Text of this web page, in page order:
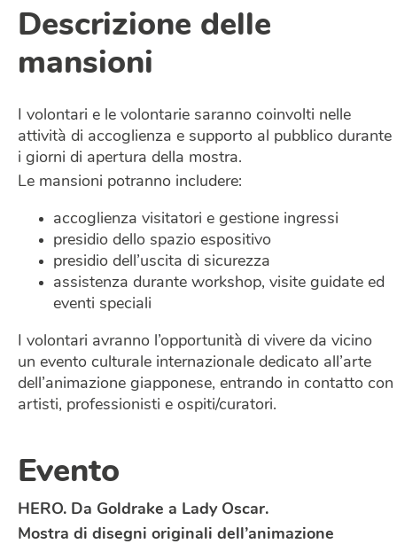
Descrizione delle
mansioni
I volontari e le volontarie saranno coinvolti nelle
attività di accoglienza e supporto al pubblico durante
i giorni di apertura della mostra.
Le mansioni potranno includere:
accoglienza visitatori e gestione ingressi
presidio dello spazio espositivo
presidio dell’uscita di sicurezza
assistenza durante workshop, visite guidate ed
eventi speciali
I volontari avranno l’opportunità di vivere da vicino
un evento culturale internazionale dedicato all’arte
dell’animazione giapponese, entrando in contatto con
artisti, professionisti e ospiti/curatori.
Evento
HERO. Da Goldrake a Lady Oscar.
Mostra di disegni originali dell’animazione